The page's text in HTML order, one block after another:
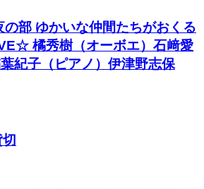
部 ゆかいな仲間たちがおくる
橘秀樹（オーボエ）石﨑愛
紀子（ピアノ）伊津野志保